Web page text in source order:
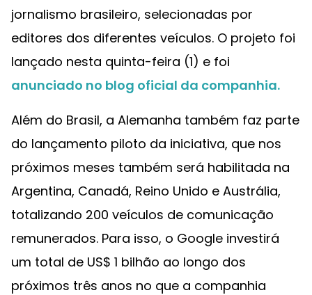
jornalismo brasileiro, selecionadas por
editores dos diferentes veículos. O projeto foi
lançado nesta quinta-feira (1) e foi
anunciado no blog oficial da companhia.
Além do Brasil, a Alemanha também faz parte
do lançamento piloto da iniciativa, que nos
próximos meses também será habilitada na
Argentina, Canadá, Reino Unido e Austrália,
totalizando 200 veículos de comunicação
remunerados. Para isso, o Google investirá
um total de US$ 1 bilhão ao longo dos
próximos três anos no que a companhia